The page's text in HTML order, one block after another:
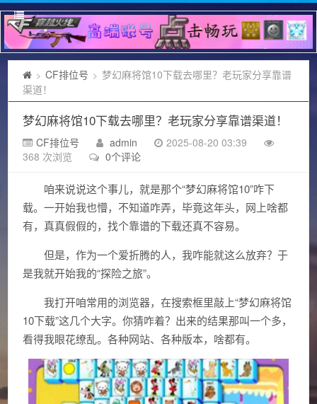
> CF排位号 > 梦幻麻将馆10下载去哪里？老玩家分享靠谱
渠道！
梦幻麻将馆10下载去哪里？老玩家分享靠谱渠道！
CF排位号 admin
2025-08-20 03:39
368 次浏览
0个评论
咱来说说这个事儿，就是那个“梦幻麻将馆10”咋下
载。一开始我也懵，不知道咋弄，毕竟这年头，网上啥都
有，真真假假的，找个靠谱的下载还真不容易。
但是，作为一个爱折腾的人，我咋能就这么放弃？于
是我就开始我的“探险之旅”。
我打开咱常用的浏览器，在搜索框里敲上“梦幻麻将馆
10下载”这几个大字。你猜咋着？出来的结果那叫一个多，
看得我眼花缭乱。各种网站、各种版本，啥都有。